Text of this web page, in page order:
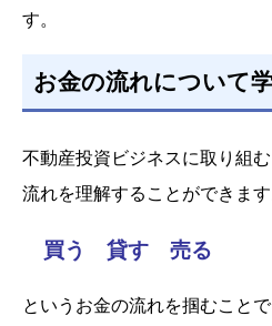
す。
お金の流れについて
不動産投資ビジネスに取り組
流れを理解することができます
買う 貸す 売る
というお金の流れを掴むこと